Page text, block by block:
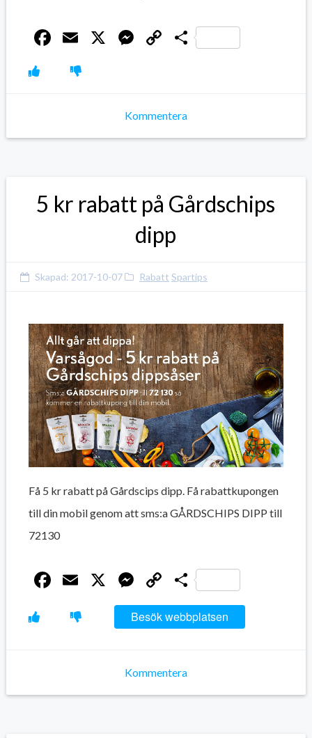
Facebook
Email
X Messenger
CopyDela
Kommentera
5 kr rabatt på Gårdschips
dipp
Skapad: 2017-10-07 Rabatt Spartips
Få 5 kr rabatt på Gårdscips dipp. Få rabattkupongen
till din mobil genom att sms:a GÅRDSCHIPS DIPP till
72130
Facebook
Email
X Messenger
Copy
Link
Dela
Besök webbplatsen
Kommentera